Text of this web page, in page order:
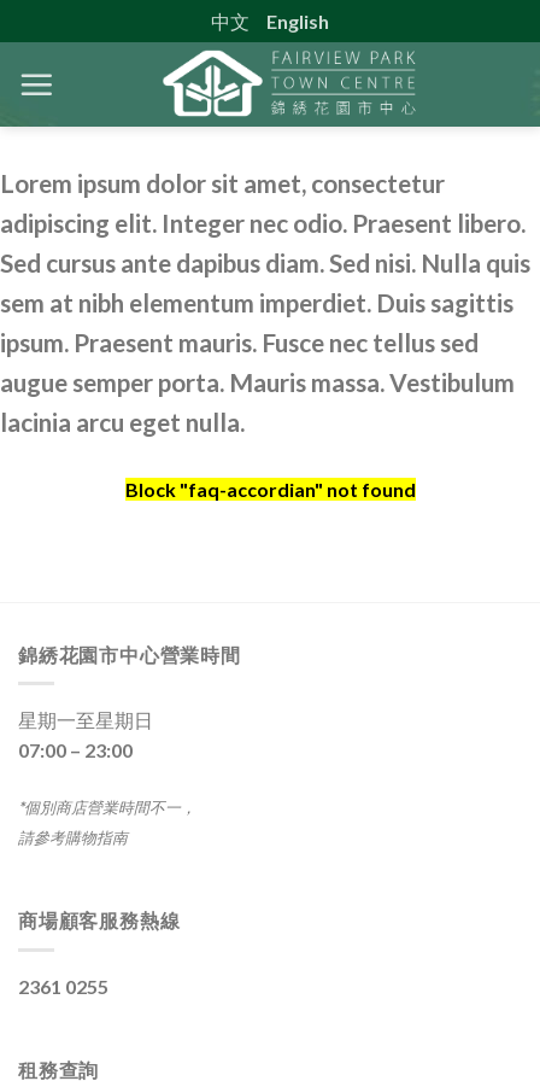
to
content
中文 English
Lorem ipsum dolor sit amet, consectetur
adipiscing elit. Integer nec odio. Praesent libero.
Sed cursus ante dapibus diam. Sed nisi. Nulla quis
sem at nibh elementum imperdiet. Duis sagittis
ipsum. Praesent mauris. Fusce nec tellus sed
augue semper porta. Mauris massa. Vestibulum
lacinia arcu eget nulla.
Block "faq-accordian" not found
錦綉花園市中心營業時間
星期一至星期日
07:00 – 23:00
*個別商店營業時間不一，
請參考購物指南
商場顧客服務熱線
2361 0255
租務查詢